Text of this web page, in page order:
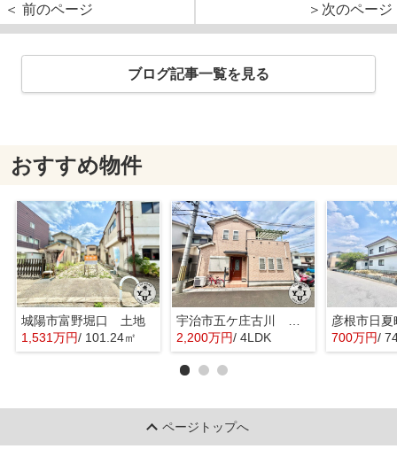
＜ 前のページ
＞次のページ
ブログ記事一覧を見る
おすすめ物件
城陽市富野堀口 土地
1,531万円/ 101.24㎡
2,200万円/ 4LDK
彦根市日
700万円/
ページトップへ